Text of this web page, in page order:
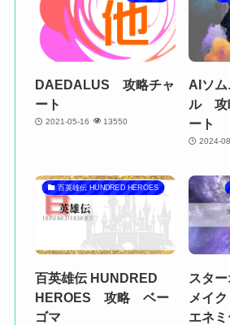
DAEDALUS 攻略チャ
ート
2021-05-16 13550
AIソ
ル 攻
ート
2024-
百英雄伝 HUNDRED HEROES
百英雄伝 HUNDRED
HEROES 攻略 ベー
ゴマ
スタ
メイ
エネ